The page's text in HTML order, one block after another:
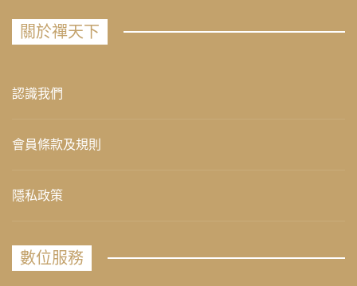
關於禪天下
認識我們
會員條款及規則
隱私政策
數位服務